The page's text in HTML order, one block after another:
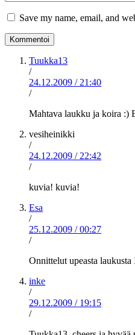
Save my name, email, and
Tuukka13
/
24.12.2009 / 21:40
/
Mahtava laukku ja koira :)
vesiheinikki
/
24.12.2009 / 22:42
/
kuvia! kuvia!
Esa
/
25.12.2009 / 00:27
/
Onnittelut upeasta
inke
/
29.12.2009 / 19:15
/